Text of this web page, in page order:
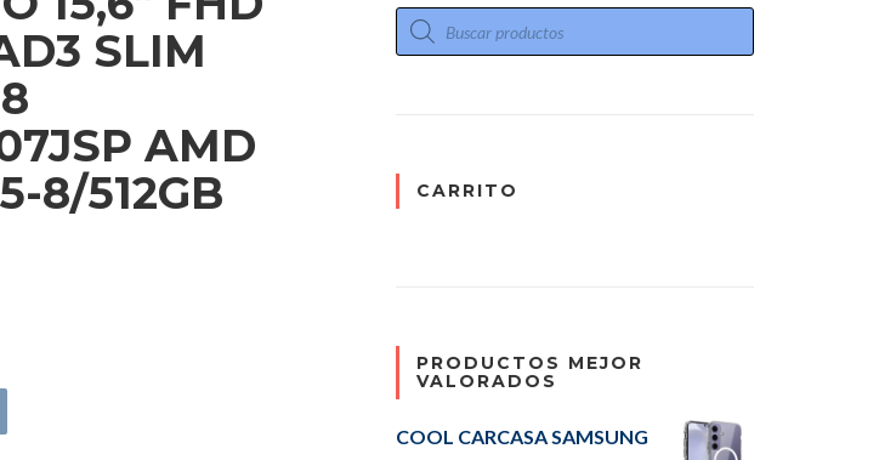
SLIM
AMD
8/512GB
15,6" FHD IDEAPAD3 SLIM 15AMN8 82XQ007JSP AMD RYZEN5-8/512GB GR cantidad
Búsqueda de productos
CARRITO
PRODUCTOS MEJOR
VALORADOS
COOL CARCASA SAMSUNG